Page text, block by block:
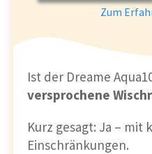
Zum
Ist der Dreame
versprochene
Kurz gesagt: Ja – mit
Einschränkungen.